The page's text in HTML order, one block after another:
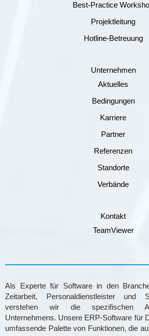
Best-Practice
Projektleitung
Hotline-Betreuung
Unternehmen
Aktuelles
Bedingungen
Karriere
Partner
Referenzen
Standorte
Verbände
Kontakt
TeamViewer
Als Experte für Software in den
Zeitarbeit, Personaldienstleister und
verstehen wir die spezifischen
Unternehmens. Unsere ERP-Software für
umfassende Palette von Funktionen, die